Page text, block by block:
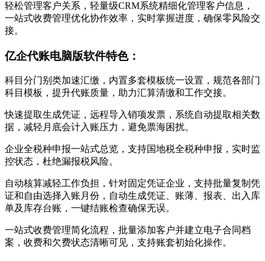
轻松管理客户关系，轻量级CRM系统精细化管理客户信息，
一站式收费管理优化协作效率，实时掌握进度，确保零风险交
接。
亿企代账电脑版软件特色：
科目分门别类加速汇缴，内置多套模板统一设置，规范各部门
科目模板，提升代账质量，助力汇算清缴和工作交接。
快速提取生成凭证，远程导入销项发票，系统自动提取相关数
据，减轻月底会计入账压力，避免票海困扰。
企业全税种申报一站式总览，支持国地税全税种申报，实时监
控状态，杜绝漏报税风险。
自动核算减轻工作负担，针对固定凭证企业，支持批量复制凭
证和自由选择入账月份，自动生成凭证、账薄、报表、出入库
单及库存台账，一键结账检查确保无误。
一站式收费管理简化流程，批量添加客户并建立电子合同档
案，收费和欠费状态清晰可见，支持账套初始化操作。